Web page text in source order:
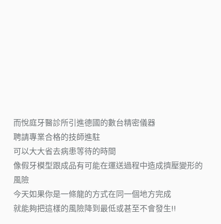
而悅庭牙醫診所引進德國的數台精密儀器
聘請專業合格的技師進駐
可以大大省去病患等待的時間
像假牙模型跟成品有可能在運送過程中造成擠壓變形的
風險
今天如果你是一條龍的方式在同一個地方完成
就能夠把這樣的風險降到最低或甚至不會發生!!